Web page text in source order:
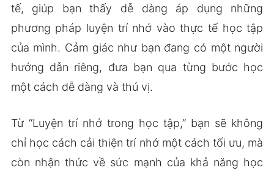
tế, giúp bạn thấy dễ dàng áp dụng những
phương pháp luyện trí nhớ vào thực tế học tập
của mình. Cảm giác như bạn đang có một người
hướng dẫn riêng, đưa bạn qua từng bước học
một cách dễ dàng và thú vị.
Từ “Luyện trí nhớ trong học tập,” bạn sẽ không
chỉ học cách cải thiện trí nhớ một cách tối ưu, mà
còn nhận thức về sức mạnh của khả năng học